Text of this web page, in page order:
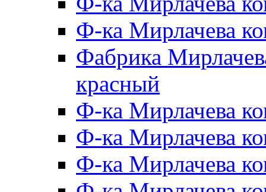
Ф-ка Мирлачева
Фабрика
красный
Ф-ка Мирлачева
Ф-ка Мирлачева
Ф-ка Мирлачева